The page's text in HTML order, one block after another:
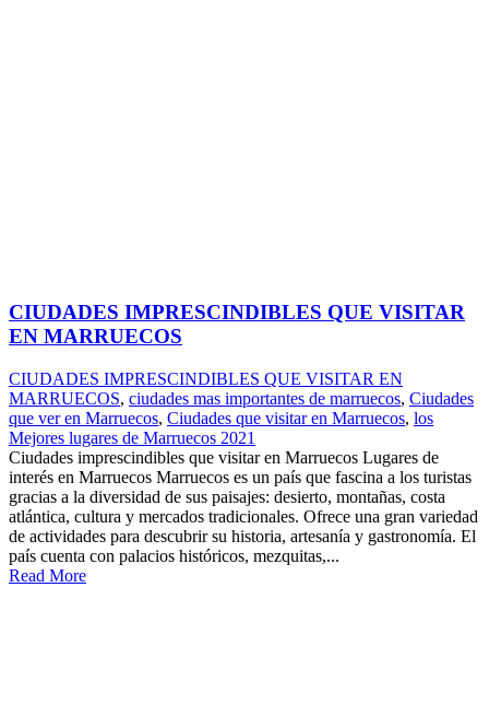
CIUDADES IMPRESCINDIBLES QUE VISITAR
EN MARRUECOS
CIUDADES IMPRESCINDIBLES QUE VISITAR EN
MARRUECOS, ciudades mas importantes de marruecos, Ciudades
que ver en Marruecos, Ciudades que visitar en Marruecos, los
Mejores lugares de Marruecos 2021
Ciudades imprescindibles que visitar en Marruecos Lugares de
interés en Marruecos Marruecos es un país que fascina a los turistas
gracias a la diversidad de sus paisajes: desierto, montañas, costa
atlántica, cultura y mercados tradicionales. Ofrece una gran variedad
de actividades para descubrir su historia, artesanía y gastronomía. El
país cuenta con palacios históricos, mezquitas,...
Read More